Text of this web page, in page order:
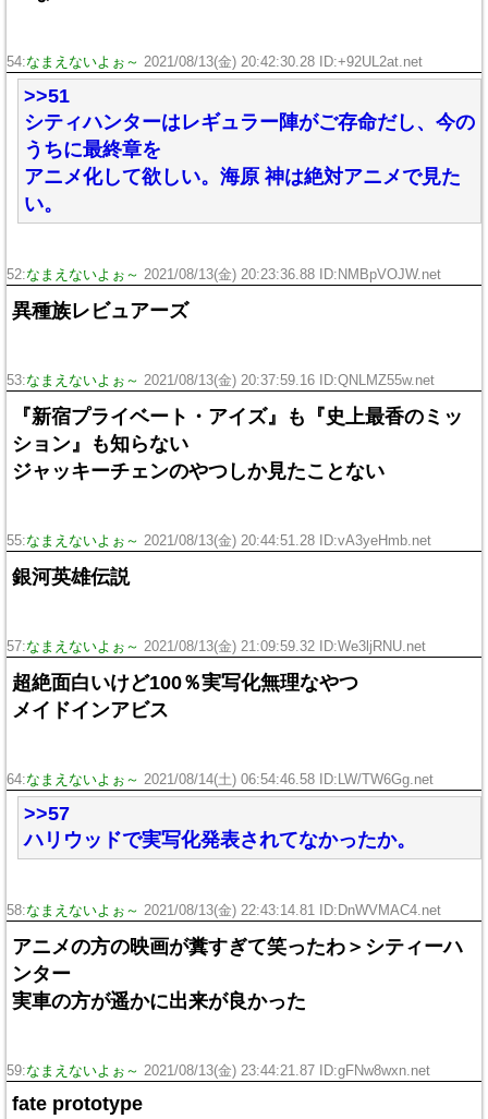
54:なまえないよぉ～ 2021/08/13(金) 20:42:30.28 ID:+92UL2at.net
>>51
シティハンターはレギュラー陣がご存命だし、今の
うちに最終章を
アニメ化して欲しい。海原 神は絶対アニメで見た
い。
52:なまえないよぉ～ 2021/08/13(金) 20:23:36.88 ID:NMBpVOJW.net
異種族レビュアーズ
53:なまえないよぉ～ 2021/08/13(金) 20:37:59.16 ID:QNLMZ55w.net
『新宿プライベート・アイズ』も『史上最香のミッ
ション』も知らない
ジャッキーチェンのやつしか見たことない
55:なまえないよぉ～ 2021/08/13(金) 20:44:51.28 ID:vA3yeHmb.net
銀河英雄伝説
57:なまえないよぉ～ 2021/08/13(金) 21:09:59.32 ID:We3ljRNU.net
超絶面白いけど100％実写化無理なやつ
メイドインアビス
64:なまえないよぉ～ 2021/08/14(土) 06:54:46.58 ID:LW/TW6Gg.net
>>57
ハリウッドで実写化発表されてなかったか。
58:なまえないよぉ～ 2021/08/13(金) 22:43:14.81 ID:DnWVMAC4.net
アニメの方の映画が糞すぎて笑ったわ＞シティーハ
ンター
実車の方が遥かに出来が良かった
59:なまえないよぉ～ 2021/08/13(金) 23:44:21.87 ID:gFNw8wxn.net
fate prototype